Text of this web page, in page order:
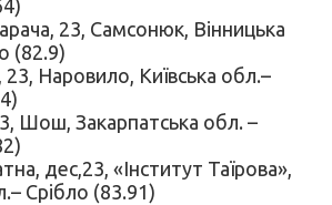
23, Самсонюк, Вінницька
(82.9)
23, Наровило, Київська обл.–
Шош, Закарпатська обл. –
дес,23, «Інститут Таїрова»,
Срібло (83.91)